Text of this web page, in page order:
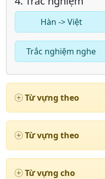
Hàn -> Việt
Trắc nghiệm nghe
Từ vựng theo
Từ vựng theo
Từ vựng cho